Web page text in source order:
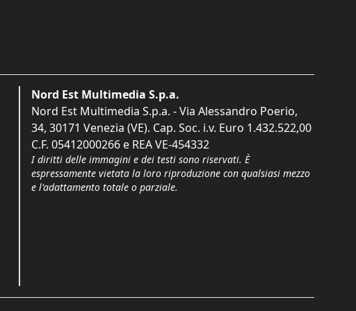
Nord Est Multimedia S.p.a.
Nord Est Multimedia S.p.a. - Via Alessandro Poerio,
34, 30171 Venezia (VE). Cap. Soc. i.v. Euro 1.432.522,00
C.F. 05412000266 e REA VE-454332
I diritti delle immagini e dei testi sono riservati. È
espressamente vietata la loro riproduzione con qualsiasi mezzo
e l'adattamento totale o parziale.